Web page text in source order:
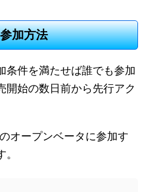
加方法
条件を満たせば誰でも参加
開始の数日前から先行アク
オープンベータに参加す